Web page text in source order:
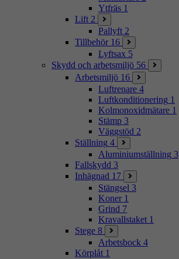
Ytfräs 1
Lift 2
Pallyft 2
Tillbehör 16
Lyftsax 5
Skydd och arbetsmiljö 56
Arbetsmiljö 16
Luftrenare 4
Luftkonditionering 1
Kolmonoxidmätare 1
Stämp 3
Väggstöd 2
Ställning 4
Aluminiumställning 3
Fallskydd 3
Inhägnad 17
Stängsel 3
Koner 1
Grind 7
Kravallstaket 1
Stege 8
Arbetsbock 4
Körplåt 1